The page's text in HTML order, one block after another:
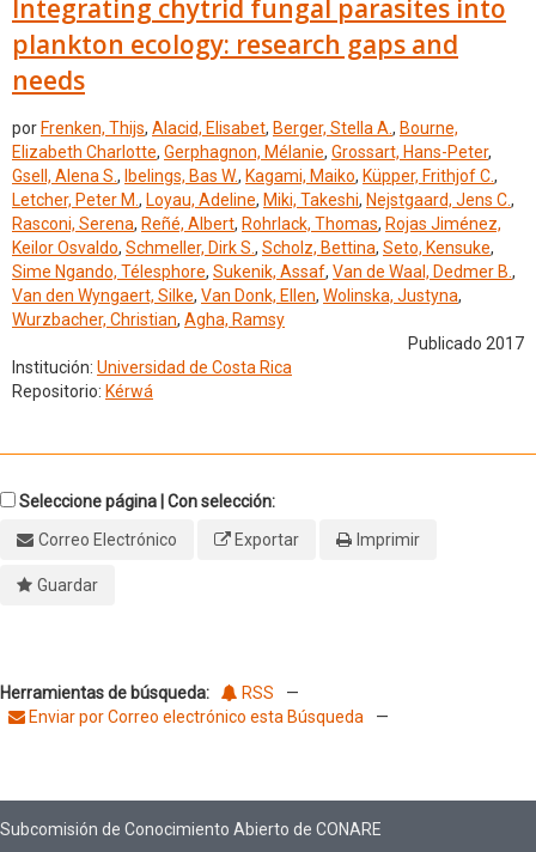
Integrating chytrid fungal parasites into
plankton ecology: research gaps and
needs
por Frenken, Thijs, Alacid, Elisabet, Berger, Stella A., Bourne,
Elizabeth Charlotte, Gerphagnon, Mélanie, Grossart, Hans-Peter,
Gsell, Alena S., Ibelings, Bas W., Kagami, Maiko, Küpper, Frithjof C.,
Letcher, Peter M., Loyau, Adeline, Miki, Takeshi, Nejstgaard, Jens C.,
Rasconi, Serena, Reñé, Albert, Rohrlack, Thomas, Rojas Jiménez,
Keilor Osvaldo, Schmeller, Dirk S., Scholz, Bettina, Seto, Kensuke,
Sime Ngando, Télesphore, Sukenik, Assaf, Van de Waal, Dedmer B.,
Van den Wyngaert, Silke, Van Donk, Ellen, Wolinska, Justyna,
Wurzbacher, Christian, Agha, Ramsy
Publicado 2017
Institución: Universidad de Costa Rica
Repositorio: Kérwá
Seleccione página | Con selección:
Correo Electrónico
Exportar Imprimir
Guardar
Herramientas de búsqueda: RSS
—
Enviar por Correo electrónico esta Búsqueda
—
Subcomisión de Conocimiento Abierto de CONARE